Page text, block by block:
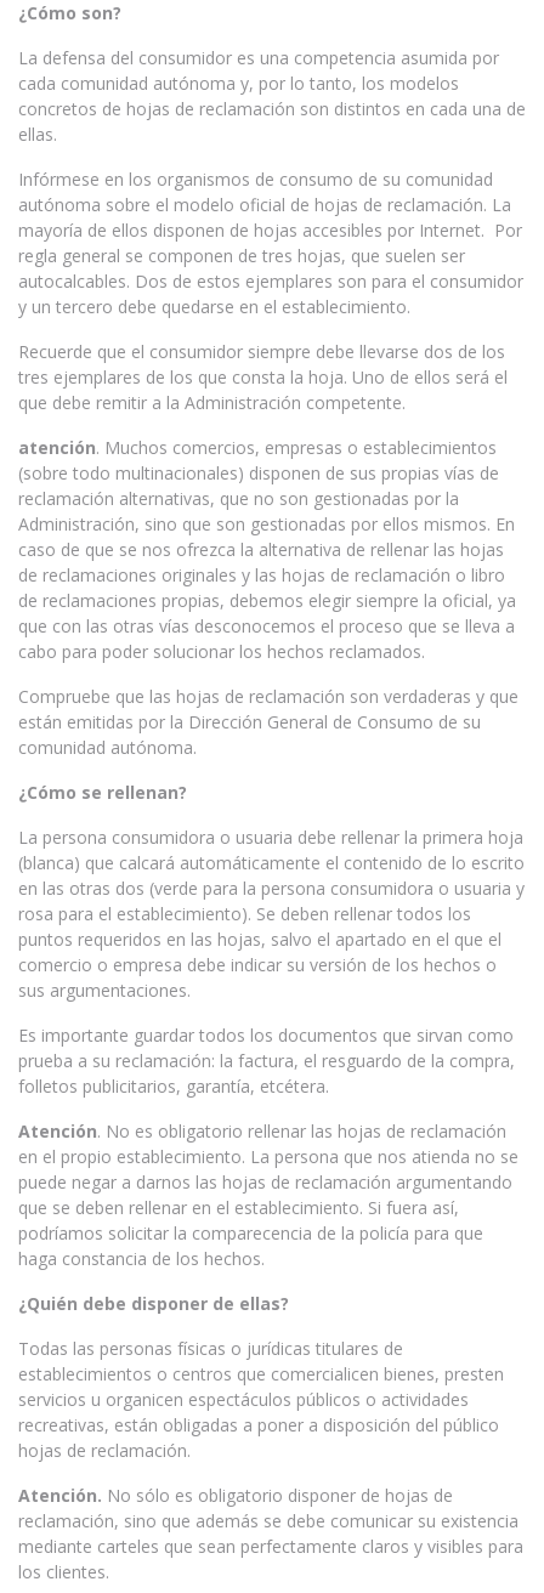
¿Cómo son?
La defensa del consumidor es una competencia asumida por
cada comunidad autónoma y, por lo tanto, los modelos
concretos de hojas de reclamación son distintos en cada una de
ellas.
Infórmese en los organismos de consumo de su comunidad
autónoma sobre el modelo oficial de hojas de reclamación. La
mayoría de ellos disponen de hojas accesibles por Internet. Por
regla general se componen de tres hojas, que suelen ser
autocalcables. Dos de estos ejemplares son para el consumidor
y un tercero debe quedarse en el establecimiento.
Recuerde que el consumidor siempre debe llevarse dos de los
tres ejemplares de los que consta la hoja. Uno de ellos será el
que debe remitir a la Administración competente.
atención. Muchos comercios, empresas o establecimientos
(sobre todo multinacionales) disponen de sus propias vías de
reclamación alternativas, que no son gestionadas por la
Administración, sino que son gestionadas por ellos mismos. En
caso de que se nos ofrezca la alternativa de rellenar las hojas
de reclamaciones originales y las hojas de reclamación o libro
de reclamaciones propias, debemos elegir siempre la oficial, ya
que con las otras vías desconocemos el proceso que se lleva a
cabo para poder solucionar los hechos reclamados.
Compruebe que las hojas de reclamación son verdaderas y que
están emitidas por la Dirección General de Consumo de su
comunidad autónoma.
¿Cómo se rellenan?
La persona consumidora o usuaria debe rellenar la primera hoja
(blanca) que calcará automáticamente el contenido de lo escrito
en las otras dos (verde para la persona consumidora o usuaria y
rosa para el establecimiento). Se deben rellenar todos los
puntos requeridos en las hojas, salvo el apartado en el que el
comercio o empresa debe indicar su versión de los hechos o
sus argumentaciones.
Es importante guardar todos los documentos que sirvan como
prueba a su reclamación: la factura, el resguardo de la compra,
folletos publicitarios, garantía, etcétera.
Atención. No es obligatorio rellenar las hojas de reclamación
en el propio establecimiento. La persona que nos atienda no se
puede negar a darnos las hojas de reclamación argumentando
que se deben rellenar en el establecimiento. Si fuera así,
podríamos solicitar la comparecencia de la policía para que
haga constancia de los hechos.
¿Quién debe disponer de ellas?
Todas las personas físicas o jurídicas titulares de
establecimientos o centros que comercialicen bienes, presten
servicios u organicen espectáculos públicos o actividades
recreativas, están obligadas a poner a disposición del público
hojas de reclamación.
Atención. No sólo es obligatorio disponer de hojas de
reclamación, sino que además se debe comunicar su existencia
mediante carteles que sean perfectamente claros y visibles para
los clientes.